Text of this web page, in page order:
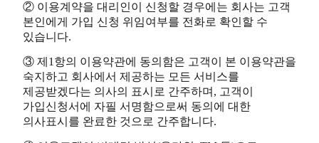
② 이용계약을 대리인이 신청할 경우에는 회사는 고객
본인에게 가입 신청 위임여부를 전화로 확인할 수
있습니다.
③ 제1항의 이용약관에 동의함은 고객이 본 이용약관을
숙지하고 회사에서 제공하는 모든 서비스를
제공받겠다는 의사의 표시로 간주하며, 고객이
가입신청서에 자필 서명함으로써 동의에 대한
의사표시를 완료한 것으로 간주합니다.